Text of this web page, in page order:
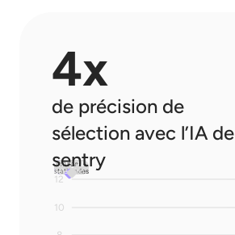
4x
de précision de
sélection avec l’IA de
sentry
10
12
sentry AI
selection
random +
static rules